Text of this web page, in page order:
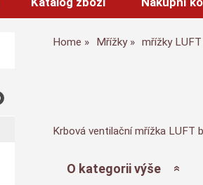
Home Mřížky mřížky LUFT
Krbová ventilační mřížka LUFT
O kategorii výše